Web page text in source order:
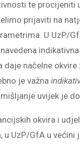
te procijeniti
prijaviti na
U UzP/
daje načelne okvire
je važna
uvijek je
okvira i
u UzP/GfA u većini